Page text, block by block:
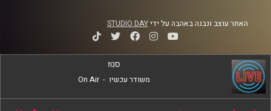
האתר עוצב ונבנה באהבה על ידיSTUDIO DAY
סנוז
משודר עכשיו -
On Air